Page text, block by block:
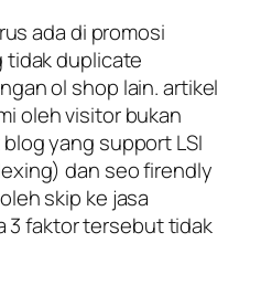
ada di promosi
tidak duplicate
ol shop lain. artikel
oleh visitor bukan
yang support LSI
dan seo firendly
skip ke jasa
3 faktor tersebut tidak